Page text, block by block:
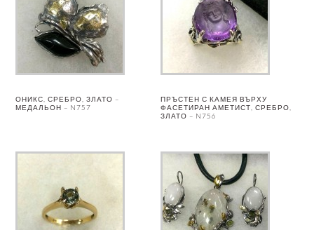
ОНИКС, СРЕБРО, ЗЛАТО –
МЕДАЛЬОН – N757
ПРЪСТЕН С КАМЕЯ ВЪРХУ
ФАСЕТИРАН АМЕТИСТ, СРЕБРО,
ЗЛАТО – N756